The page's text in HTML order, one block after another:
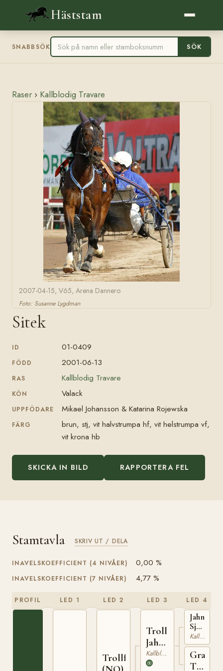
Häststam
SNABBSÖK SÖK
Raser › Kallblodig Travare
2007-04-15, V65, Arena Dannero
Foto: Susanne Lygdman
Sitek
ID 01-0409
FÖDD 2001-06-13
RAS Kallblodig Travare
KÖN Valack
UPPFÖDARE Mikael Johansson & Katarina Rojewska
FÄRG
brun, stj, vit halvstrumpa hf, vit helstrumpa vf,
vit krona hb
SKICKA IN BILD RAPPORTERA FEL
Stamtavla SKRIV UT / DELA
INAVELSKOEFFICIENT (4 NIVÅER) 0,00 %
INAVELSKOEFFICIENT (7 NIVÅER) 4,77 %
PROFIL LED 1 LED 2
Trollfaks
LED 3
Troll
Jahn
(NO)
Kallblodig Travare
LED 4
Jahn
Sjur
(NO)
T-
254
Kallblodig Travare
Grans
Turi